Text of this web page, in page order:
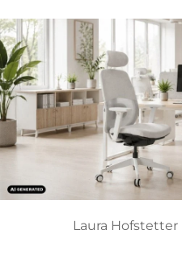
Laura Hofstetter |